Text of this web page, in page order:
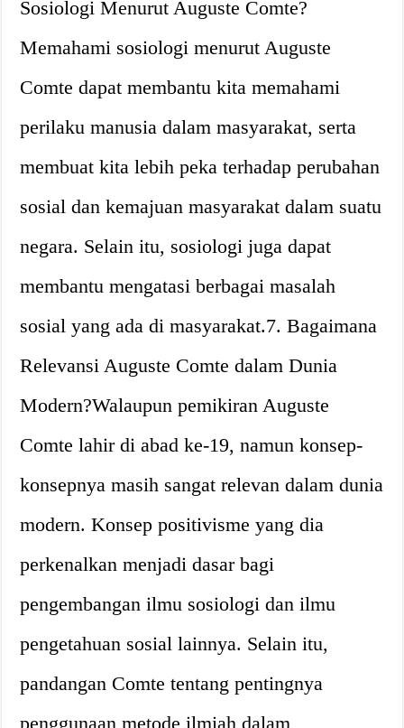
Sosiologi Menurut Auguste Comte?
Memahami sosiologi menurut Auguste
Comte dapat membantu kita memahami
perilaku manusia dalam masyarakat, serta
membuat kita lebih peka terhadap perubahan
sosial dan kemajuan masyarakat dalam suatu
negara. Selain itu, sosiologi juga dapat
membantu mengatasi berbagai masalah
sosial yang ada di masyarakat.7. Bagaimana
Relevansi Auguste Comte dalam Dunia
Modern?Walaupun pemikiran Auguste
Comte lahir di abad ke-19, namun konsep-
konsepnya masih sangat relevan dalam dunia
modern. Konsep positivisme yang dia
perkenalkan menjadi dasar bagi
pengembangan ilmu sosiologi dan ilmu
pengetahuan sosial lainnya. Selain itu,
pandangan Comte tentang pentingnya
penggunaan metode ilmiah dalam